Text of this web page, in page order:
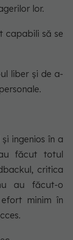
lor.
capabili să se
liber și de a-
ingenios în a
făcut totul
critica
au făcut-o
minim în